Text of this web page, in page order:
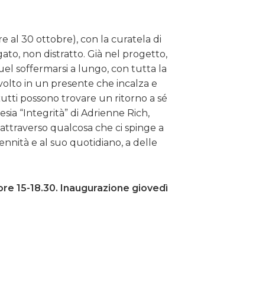
al 30 ottobre), con la curatela di
non distratto. Già nel progetto,
soffermarsi a lungo, con tutta la
in un presente che incalza e
possono trovare un ritorno a sé
“Integrità” di Adrienne Rich,
qualcosa che ci spinge a
e al suo quotidiano, a delle
15-18.30. Inaugurazione giovedì